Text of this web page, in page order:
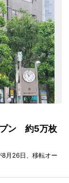
プン 約5万枚
8月26日、移転オー